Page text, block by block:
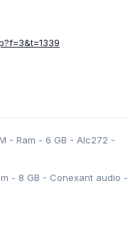
- Ram - 6 GB - Alc272 -
- 8 GB - Conexant audio -